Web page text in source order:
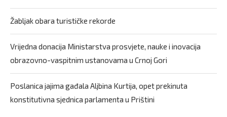
Žabljak obara turističke rekorde
Vrijedna donacija Ministarstva prosvjete, nauke i inovacija
obrazovno-vaspitnim ustanovama u Crnoj Gori
Poslanica jajima gađala Aljbina Kurtija, opet prekinuta
konstitutivna sjednica parlamenta u Prištini